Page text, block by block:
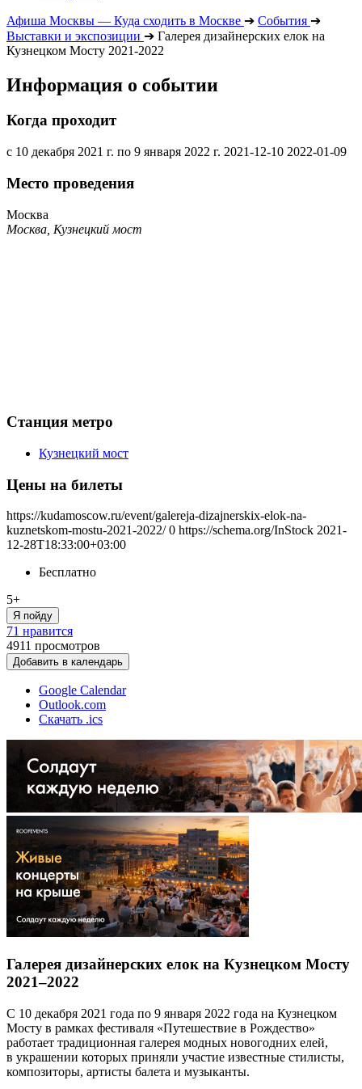
Афиша Москвы — Куда сходить в Москве ➔ События ➔
Выставки и экспозиции ➔ Галерея дизайнерских елок на
Кузнецком Мосту 2021-2022
Информация о событии
Когда проходит
с 10 декабря 2021 г. по 9 января 2022 г. 2021-12-10 2022-01-09
Место проведения
Москва
Москва, Кузнецкий мост
Станция метро
Кузнецкий мост
Цены на билеты
https://kudamoscow.ru/event/galereja-dizajnerskix-elok-na-
kuznetskom-mostu-2021-2022/ 0 https://schema.org/InStock 2021-
12-28T18:33:00+03:00
Бесплатно
5+
Я пойду
71 нравится
4911 просмотров
Добавить в календарь
Google Calendar
Outlook.com
Скачать .ics
Галерея дизайнерских елок на Кузнецком Мосту
2021–2022
С 10 декабря 2021 года по 9 января 2022 года на Кузнецком
Мосту в рамках фестиваля «Путешествие в Рождество»
работает традиционная галерея модных новогодних елей,
в украшении которых приняли участие известные стилисты,
композиторы, артисты балета и музыканты.